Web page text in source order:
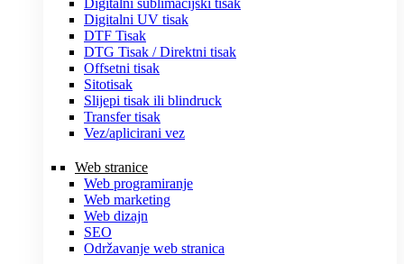
Digitalni sublimacijski tisak
Digitalni UV tisak
DTF Tisak
DTG Tisak / Direktni tisak
Offsetni tisak
Sitotisak
Slijepi tisak ili blindruck
Transfer tisak
Vez/aplicirani vez
Web stranice
Web programiranje
Web marketing
Web dizajn
SEO
Održavanje web stranica